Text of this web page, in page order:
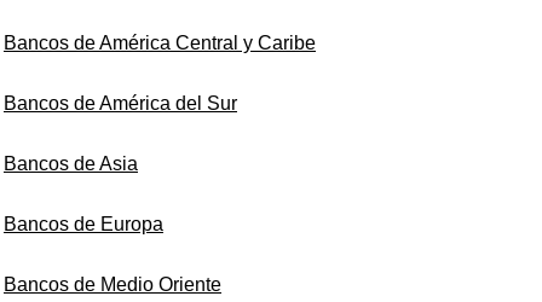
Bancos de América Central y Caribe
Bancos de América del Sur
Bancos de Asia
Bancos de Europa
Bancos de Medio Oriente